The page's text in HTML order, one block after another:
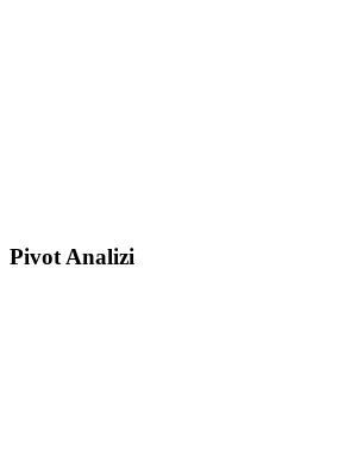
Pivot Analizi